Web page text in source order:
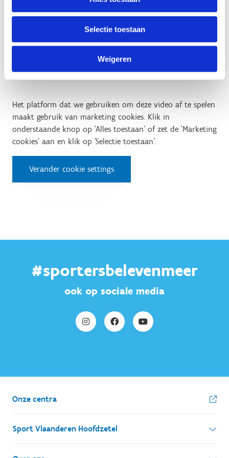
Selectie toestaan
Weigeren
Verander cookie settings
Test 5: Met een hand rijden
Het platform dat we gebruiken om deze video af te spelen
maakt gebruik van marketing cookies. Klik in
onderstaande knop op 'Alles toestaan' of zet de 'Marketing
cookies' aan en klik op 'Selectie toestaan'.
Verander cookie settings
#sportersbelevenmeer
ook op sociale media
Onze centra
Sport Vlaanderen Hoofdzetel
Simon Bolivarlaan 17